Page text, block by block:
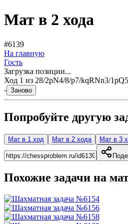
Мат в 2 хода
#6139
На главную
Гость
Загрузка позиции...
Ход 1 из 28/2pN4/8/p7/kqRNn3/
- Заново
Попробуйте другую
Мат в 1 ход Мат в 2 хода Мат в 3
Похожие задачи на